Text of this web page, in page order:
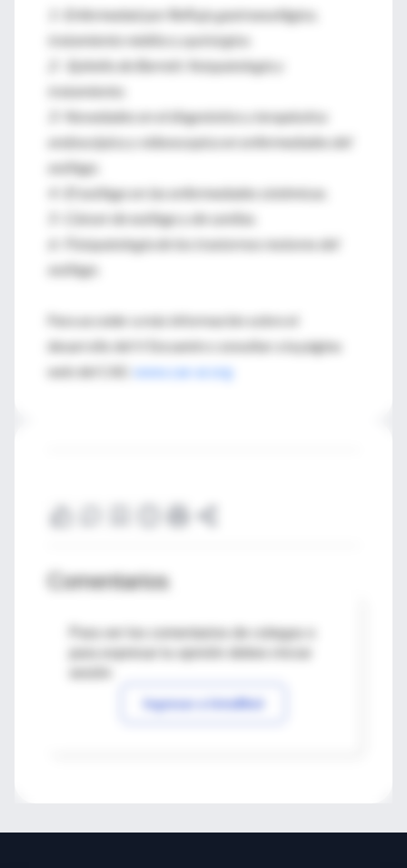
1- Enfermedad por Reflujo gastroesofágico,
tratamiento médico y quirúrgico.
2- Epitelio de Barrett: fisiopatología y
tratamiento.
3- Novedades en el diagnóstico y terapéutica
endoscópica y videoscopica en enfermedades del
esófago.
4- El esófago en las enfermedades sistémicas.
5- Cáncer de esófago y de cardias.
6- Fisiopatología de los trastornos motores del
esófago.
Para acceder a más información sobre el
desarrollo del V Encuentro consultar a la página
web del CAE:
www.cae-ar.org
Comentarios
Para ver los comentarios de colegas o
Ingresar a IntraMed